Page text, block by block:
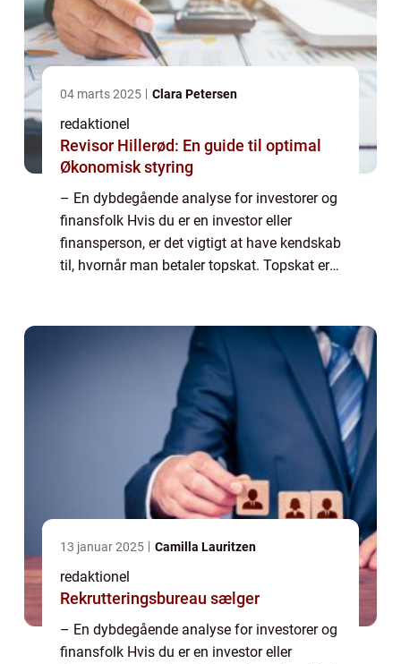
04 marts 2025 Clara Petersen
redaktionel
Revisor Hillerød: En guide til optimal
Økonomisk styring
– En dybdegående analyse for investorer og
finansfolk Hvis du er en investor eller
finansperson, er det vigtigt at have kendskab
til, hvornår man betaler topskat. Topskat er
13 januar 2025 Camilla Lauritzen
redaktionel
Rekrutteringsbureau sælger
– En dybdegående analyse for investorer og
finansfolk Hvis du er en investor eller